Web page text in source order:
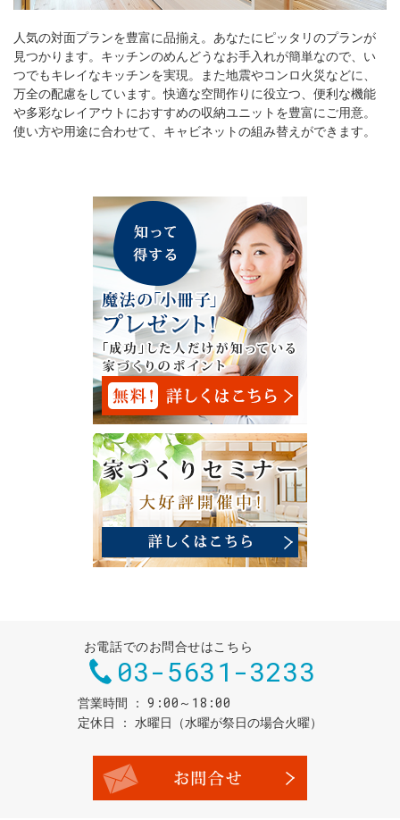
人気の対面プランを豊富に品揃え。あなたにピッタリのプランが
見つかります。キッチンのめんどうなお手入れが簡単なので、い
つでもキレイなキッチンを実現。また地震やコンロ火災などに、
万全の配慮をしています。快適な空間作りに役立つ、便利な機能
や多彩なレイアウトにおすすめの収納ユニットを豊富にご用意。
使い方や用途に合わせて、キャビネットの組み替えができます。
お電話でのお問合せはこちら
03-5631-3233
営業時間 9:00～18:00
定休日 水曜日（水曜が祭日の場合火曜）